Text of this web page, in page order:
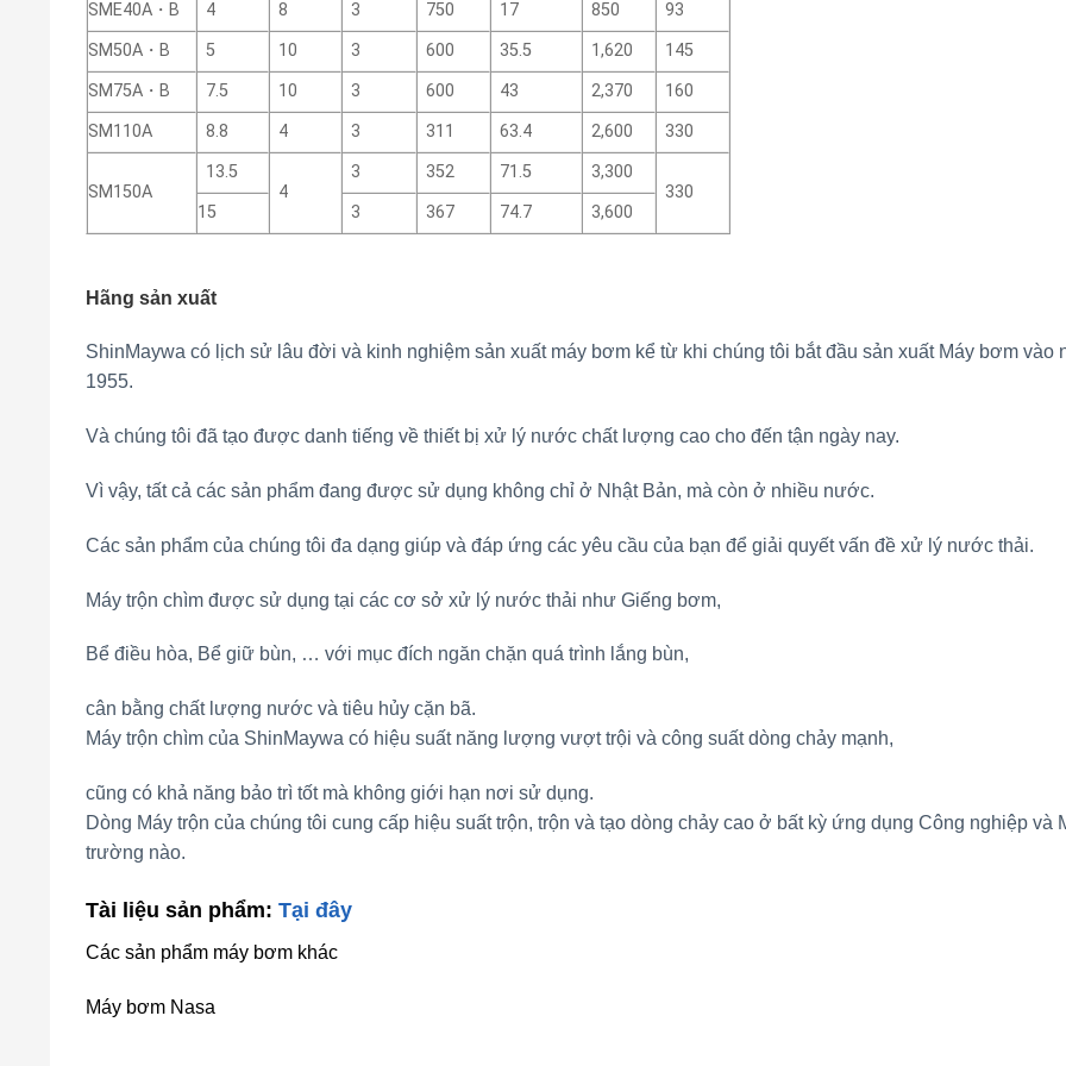
SME40A・B 4 8 3 750 17 850
93
SM50A・B
5 10 3 600 35.5 1,620
145
SM75A・B
7.5 10 3 600 43 2,370
160
SM110A
8.8 4 3 311 63.4 2,600 330
SM150A
13.5
4
3 352 71.5
3,300
330
15
3 367 74.7 3,600
Hãng sản xuất
ShinMaywa có lịch sử lâu đời và kinh nghiệm sản xuất máy bơm kể từ khi chúng tôi bắt đầu sản xuất Máy bơm vào
1955.
Và chúng tôi đã tạo được danh tiếng về thiết bị xử lý nước chất lượng cao cho đến tận ngày nay.
Vì vậy, tất cả các sản phẩm đang được sử dụng không chỉ ở Nhật Bản, mà còn ở nhiều nước.
Các sản phẩm của chúng tôi đa dạng giúp và đáp ứng các yêu cầu của bạn để giải quyết vấn đề xử lý nước thải.
Máy trộn chìm được sử dụng tại các cơ sở xử lý nước thải như Giếng bơm,
Bể điều hòa, Bể giữ bùn, … với mục đích ngăn chặn quá trình lắng bùn,
cân bằng chất lượng nước và tiêu hủy cặn bã.
Máy trộn chìm của ShinMaywa có hiệu suất năng lượng vượt trội và công suất dòng chảy mạnh,
cũng có khả năng bảo trì tốt mà không giới hạn nơi sử dụng.
Dòng Máy trộn của chúng tôi cung cấp hiệu suất trộn, trộn và tạo dòng chảy cao ở bất kỳ ứng dụng Công nghiệp và
trường nào.
Tài liệu sản phẩm: Tại đây
Các sản phẩm máy bơm khác
Máy bơm Nasa